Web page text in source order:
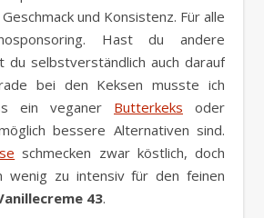
und Konsistenz. Für alle
Hast du andere
du selbstverständlich auch darauf
bei den Keksen musste ich
ein veganer Butterkeks oder
bessere Alternativen sind.
schmecken zwar köstlich, doch
wenig zu intensiv für den feinen
43.